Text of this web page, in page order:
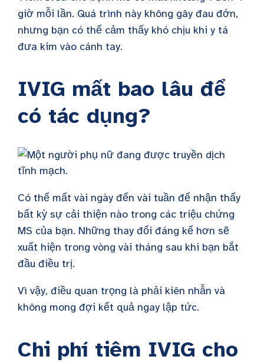
giờ mỗi lần. Quá trình này không gây đau đớn,
nhưng bạn có thể cảm thấy khó chịu khi y tá
đưa kim vào cánh tay.
IVIG mất bao lâu để
có tác dụng?
Có thể mất vài ngày đến vài tuần để nhận thấy
bất kỳ sự cải thiện nào trong các triệu chứng
MS của bạn. Những thay đổi đáng kể hơn sẽ
xuất hiện trong vòng vài tháng sau khi bạn bắt
đầu điều trị.
Vì vậy, điều quan trọng là phải kiên nhẫn và
không mong đợi kết quả ngay lập tức.
Chi phí tiêm IVIG cho